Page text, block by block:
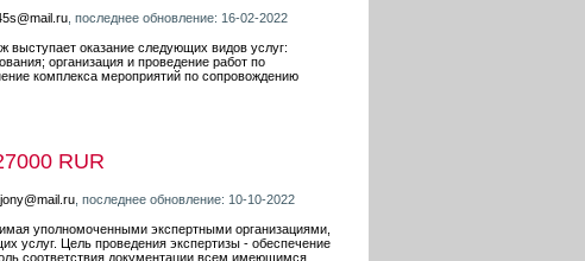
, последнее обновление: 16-02-2022
оказание следующих видов услуг:
организация и проведение работ по
комплекса мероприятий по сопровождению
RUR
, последнее обновление: 10-10-2022
уполномоченными экспертными организациями,
услуг. Цель проведения экспертизы - обеспечение
соответствия документации всем имеющимся